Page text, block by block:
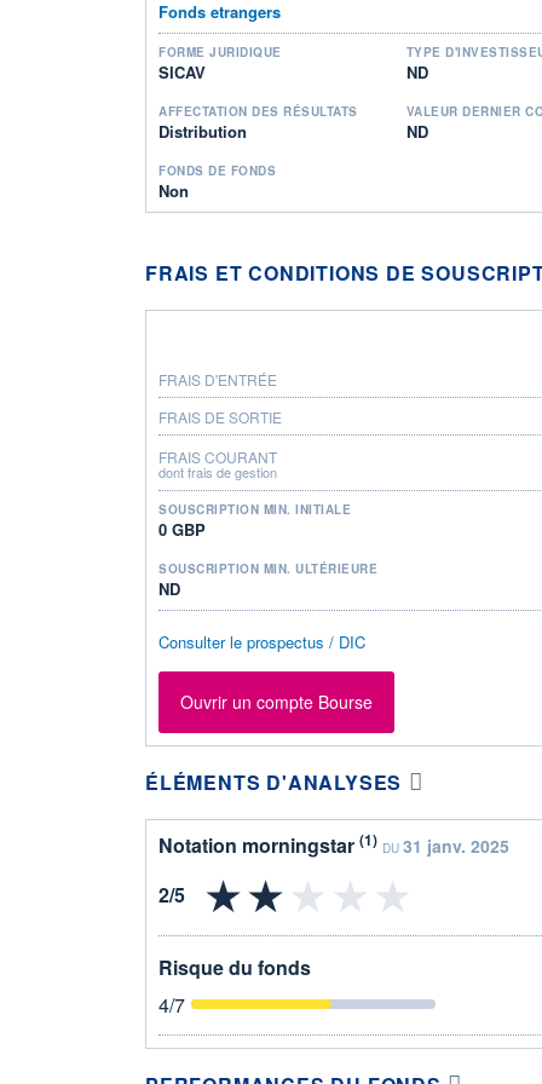
Fonds etrangers
FORME JURIDIQUE
SICAV
TYPE
ND
AFFECTATION DES RÉSULTATS
Distribution
VALEUR DERNIER
ND
FONDS DE FONDS
Non
FRAIS ET CONDITIONS DE
FRAIS D'ENTRÉE
FRAIS DE SORTIE
FRAIS COURANT
dont frais de gestion
SOUSCRIPTION MIN. INITIALE
0 GBP
SOUSCRIPTION MIN. ULTÉRIEURE
ND
Consulter le prospectus / DIC
Ouvrir un compte Bourse
ÉLÉMENTS D'ANALYSES
Notation morningstar (1) DU 31 janv. 2025
Risque du fonds
4/7